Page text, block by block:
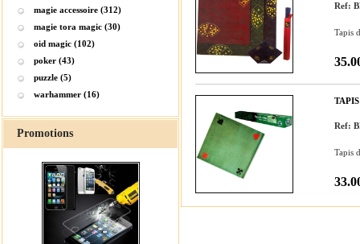
magie accessoire (312)
magie tora magic (30)
oid magic (102)
poker (43)
puzzle (5)
warhammer (16)
Promotions
Ref:
Tapis
Ref:
Tapis